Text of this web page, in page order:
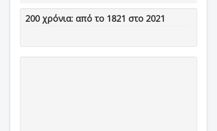
200 χρόνια: από το 1821 στο 2021